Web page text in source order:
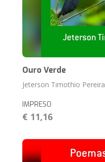
Ouro Verde
Jeterson Timothio Pereira
IMPRESO
€ 11,16